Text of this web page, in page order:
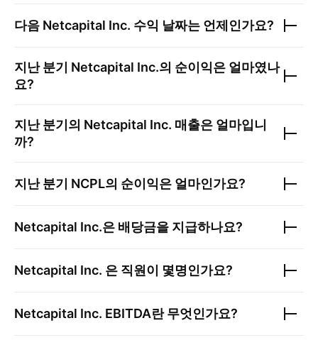
다음 Netcapital Inc. 수익 날짜는 언제인가요?
지난 분기 Netcapital Inc.의 순이익은 얼마였나
요?
지난 분기의 Netcapital Inc. 매출은 얼마입니
까?
지난 분기 NCPL의 순이익은 얼마인가요?
Netcapital Inc.은 배당금을 지급하나요?
Netcapital Inc. 은 직원이 몇명인가요?
Netcapital Inc. EBITDA란 무엇인가요?